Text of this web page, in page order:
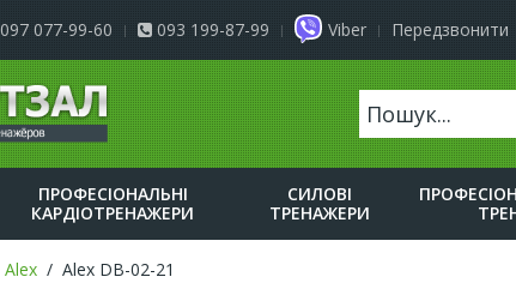
097 077-99-60 093 199-87-99 Viber Передзвонити
ПРОФЕСІОНАЛЬНІ
КАРДІОТРЕНАЖЕРИ
СИЛОВІ
ТРЕНАЖЕРИ
Alex Alex DB-02-21